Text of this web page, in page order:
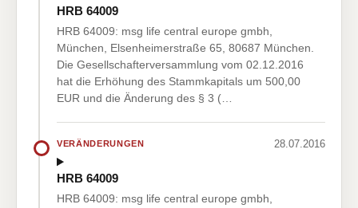
HRB 64009
HRB 64009: msg life central europe gmbh,
München, Elsenheimerstraße 65, 80687 München.
Die Gesellschafterversammlung vom 02.12.2016
hat die Erhöhung des Stammkapitals um 500,00
EUR und die Änderung des § 3 (…
VERÄNDERUNGEN 28.07.2016
HRB 64009
HRB 64009: msg life central europe gmbh,